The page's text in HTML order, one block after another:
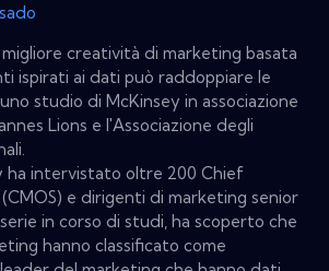
creatività di marketing basata
ispirati ai dati può raddoppiare le
studio di McKinsey in associazione
Lions e l'Associazione degli
ha intervistato oltre 200 Chief
e dirigenti di marketing senior
in corso di studi, ha scoperto che
hanno classificato come